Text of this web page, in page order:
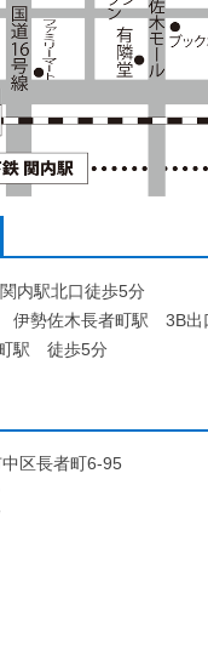
内駅北口徒歩5分
伊勢佐木長者町駅 3B出
駅 徒歩5分
区長者町6-95